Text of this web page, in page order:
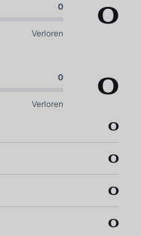
0
Verloren
0
0
Verloren
0
0
0
0
0